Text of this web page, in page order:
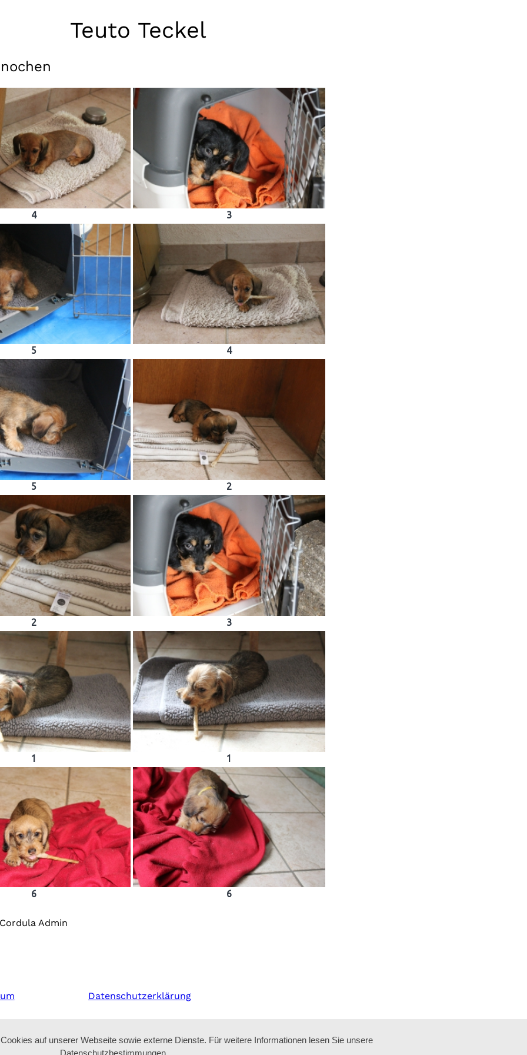
Teuto Teckel
4 3
5 4
5 2
2 3
1 1
6 6
Cordula Admin
Datenschutzerklärung
auf unserer Webseite sowie externe Dienste. Für weitere Informationen lesen Sie unsere